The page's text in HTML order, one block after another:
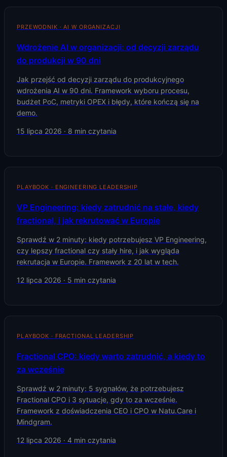
PRZEWODNIK · AI W ORGANIZACJI
Wdrożenie AI w organizacji: od decyzji zarządu
do produkcji w 90 dni
Jak przejść od decyzji zarządu do produkcyjnego
wdrożenia AI w 90 dni. Framework wyboru procesu,
budżet PoC, metryki OPEX i błędy, które kończą się na
demo.
15 lipca 2026 · 8 min czytania
PLAYBOOK · ENGINEERING LEADERSHIP
VP Engineering: kiedy zatrudnić na stałe, kiedy
fractional, i jak rekrutować w Europie
Sprawdź w 2 minuty: kiedy potrzebujesz VP Engineering,
czy lepszy fractional czy stały hire, i jak wygląda
rekrutacja w Europie. Framework z 20 lat w tech.
12 lipca 2026 · 5 min czytania
PLAYBOOK · FRACTIONAL LEADERSHIP
Fractional CPO: kiedy warto zatrudnić, a kiedy to
za wcześnie
Sprawdź w 2 minuty: 5 sygnałów, że potrzebujesz
Fractional CPO i 3 sytuacje, gdy to za wcześnie.
Framework z doświadczenia CEO i CPO w Natu.Care i
Mindgram.
12 lipca 2026 · 4 min czytania